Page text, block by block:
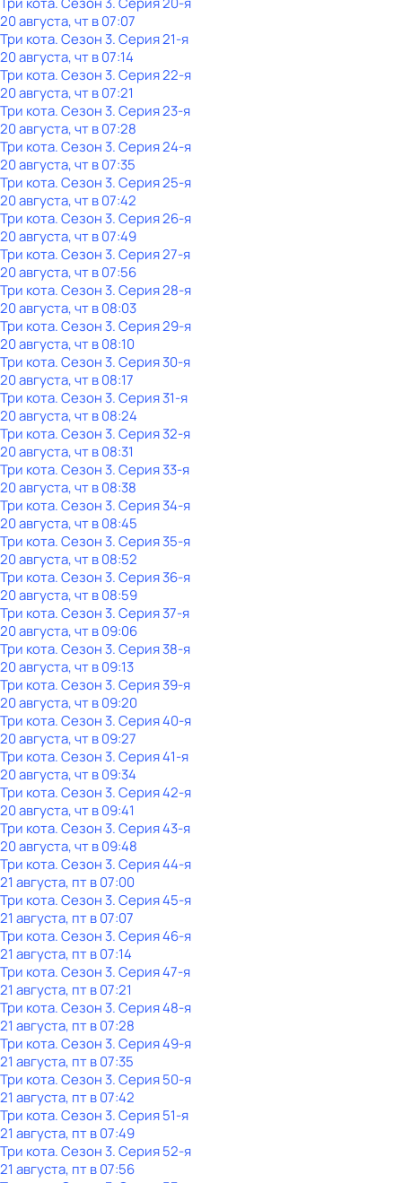
20 августа, чт в 07:07
Три кота. Сезон 3. Серия 21-я
20 августа, чт в 07:14
Три кота. Сезон 3. Серия 22-я
20 августа, чт в 07:21
Три кота. Сезон 3. Серия 23-я
20 августа, чт в 07:28
Три кота. Сезон 3. Серия 24-я
20 августа, чт в 07:35
Три кота. Сезон 3. Серия 25-я
20 августа, чт в 07:42
Три кота. Сезон 3. Серия 26-я
20 августа, чт в 07:49
Три кота. Сезон 3. Серия 27-я
20 августа, чт в 07:56
Три кота. Сезон 3. Серия 28-я
20 августа, чт в 08:03
Три кота. Сезон 3. Серия 29-я
20 августа, чт в 08:10
Три кота. Сезон 3. Серия 30-я
20 августа, чт в 08:17
Три кота. Сезон 3. Серия 31-я
20 августа, чт в 08:24
Три кота. Сезон 3. Серия 32-я
20 августа, чт в 08:31
Три кота. Сезон 3. Серия 33-я
20 августа, чт в 08:38
Три кота. Сезон 3. Серия 34-я
20 августа, чт в 08:45
Три кота. Сезон 3. Серия 35-я
20 августа, чт в 08:52
Три кота. Сезон 3. Серия 36-я
20 августа, чт в 08:59
Три кота. Сезон 3. Серия 37-я
20 августа, чт в 09:06
Три кота. Сезон 3. Серия 38-я
20 августа, чт в 09:13
Три кота. Сезон 3. Серия 39-я
20 августа, чт в 09:20
Три кота. Сезон 3. Серия 40-я
20 августа, чт в 09:27
Три кота. Сезон 3. Серия 41-я
20 августа, чт в 09:34
Три кота. Сезон 3. Серия 42-я
20 августа, чт в 09:41
Три кота. Сезон 3. Серия 43-я
20 августа, чт в 09:48
Три кота. Сезон 3. Серия 44-я
21 августа, пт в 07:00
Три кота. Сезон 3. Серия 45-я
21 августа, пт в 07:07
Три кота. Сезон 3. Серия 46-я
21 августа, пт в 07:14
Три кота. Сезон 3. Серия 47-я
21 августа, пт в 07:21
Три кота. Сезон 3. Серия 48-я
21 августа, пт в 07:28
Три кота. Сезон 3. Серия 49-я
21 августа, пт в 07:35
Три кота. Сезон 3. Серия 50-я
21 августа, пт в 07:42
Три кота. Сезон 3. Серия 51-я
21 августа, пт в 07:49
Три кота. Сезон 3. Серия 52-я
21 августа, пт в 07:56